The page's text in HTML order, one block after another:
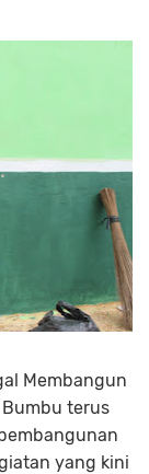
Membangun
Bumbu terus
yang kini